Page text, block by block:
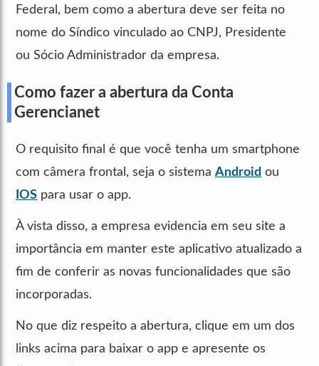
Federal, bem como a abertura deve ser feita no
nome do Síndico vinculado ao CNPJ, Presidente
ou Sócio Administrador da empresa.
Como fazer a abertura da Conta
Gerencianet
O requisito final é que você tenha um smartphone
com câmera frontal, seja o sistema Android ou
IOS para usar o app.
À vista disso, a empresa evidencia em seu site a
importância em manter este aplicativo atualizado a
fim de conferir as novas funcionalidades que são
incorporadas.
No que diz respeito a abertura, clique em um dos
links acima para baixar o app e apresente os